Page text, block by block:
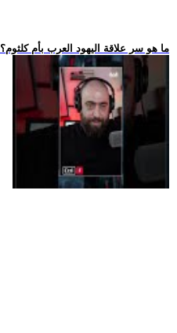
.. ما هو سر علاقة اليهود العرب بأم كلثوم؟